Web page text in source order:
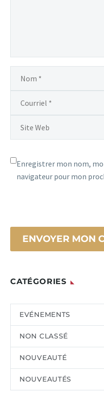
Enregistrer mon nom,
navigateur pour mon
ENVOYER MON
CATÉGORIES
EVÉNEMENTS
NON CLASSÉ
NOUVEAUTÉ
NOUVEAUTÉS